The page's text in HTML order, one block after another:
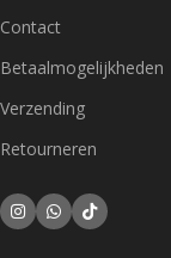
Contact
Betaalmogelijkheden
Verzending
Retourneren